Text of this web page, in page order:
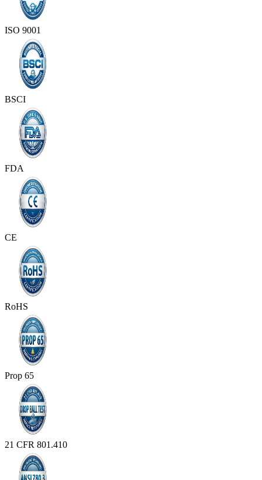
ISO 9001
BSCI
FDA
CE
RoHS
Prop 65
21 CFR 801.410